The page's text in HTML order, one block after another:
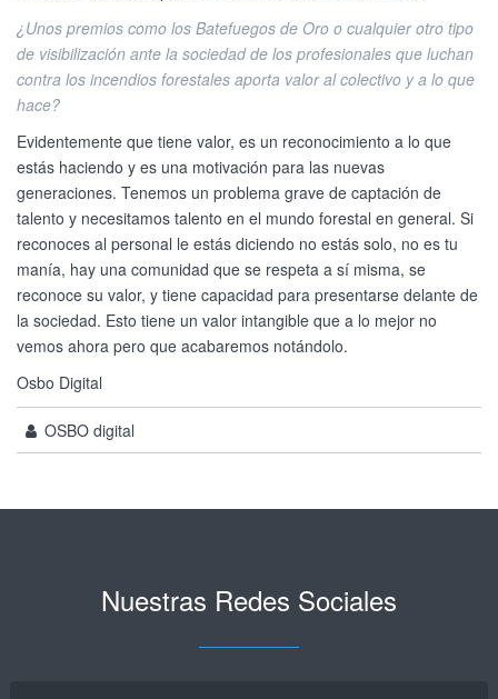
¿Unos premios como los Batefuegos de Oro o cualquier otro tipo
de visibilización ante la sociedad de los profesionales que luchan
contra los incendios forestales aporta valor al colectivo y a lo que
hace?
Evidentemente que tiene valor, es un reconocimiento a lo que
estás haciendo y es una motivación para las nuevas
generaciones. Tenemos un problema grave de captación de
talento y necesitamos talento en el mundo forestal en general. Si
reconoces al personal le estás diciendo no estás solo, no es tu
manía, hay una comunidad que se respeta a sí misma, se
reconoce su valor, y tiene capacidad para presentarse delante de
la sociedad. Esto tiene un valor intangible que a lo mejor no
vemos ahora pero que acabaremos notándolo.
Osbo Digital
OSBO digital
Nuestras Redes Sociales